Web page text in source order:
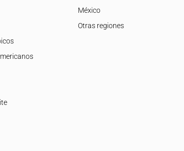
México
Otras regiones